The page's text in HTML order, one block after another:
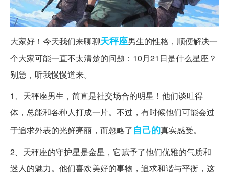
大家好！今天我们来聊聊天秤座男生的性格，顺便解决一
个大家可能一直不太清楚的问题：10月21日是什么星座？
别急，听我慢慢道来。
1、天秤座男生，简直是社交场合的明星！他们谈吐得
体，总能和各种人打成一片。不过，有时候他们可能会过
于追求外表的光鲜亮丽，而忽略了自己的真实感受。
2、天秤座的守护星是金星，它赋予了他们优雅的气质和
迷人的魅力。他们喜欢美好的事物，追求和谐与平衡，这